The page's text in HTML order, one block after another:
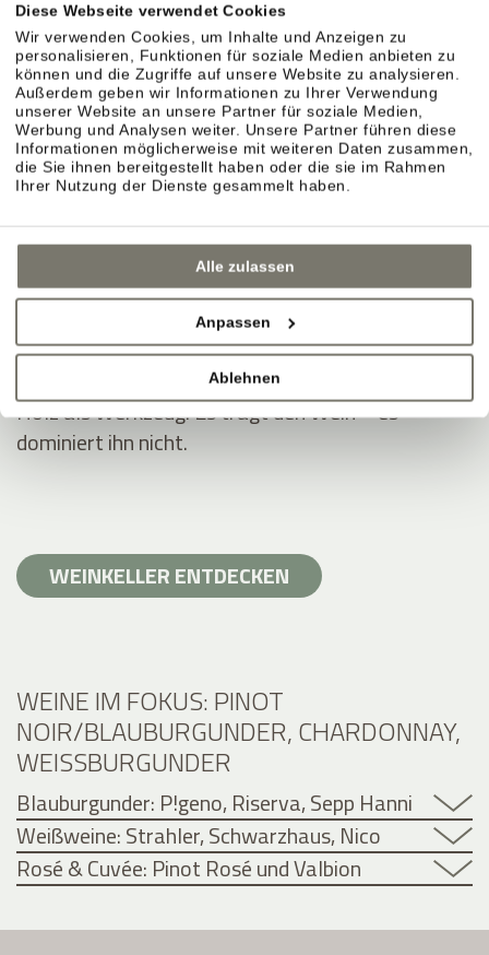
Diese Webseite verwendet Cookies
Wir verwenden Cookies, um Inhalte und Anzeigen zu
personalisieren, Funktionen für soziale Medien anbieten zu
können und die Zugriffe auf unsere Website zu analysieren.
Außerdem geben wir Informationen zu Ihrer Verwendung
unserer Website an unsere Partner für soziale Medien,
Werbung und Analysen weiter. Unsere Partner führen diese
Informationen möglicherweise mit weiteren Daten zusammen,
die Sie ihnen bereitgestellt haben oder die sie im Rahmen
Ihrer Nutzung der Dienste gesammelt haben.
Alle zulassen
Anpassen
Ablehnen
KELLER & AUSBAU
Sorgfalt im Ausbau.
Im Weinberg entsteht der Stil. Im Keller wird er
präzise begleitet. Jahr für Jahr neu.
Naturmaterialien sorgen für Ruhe.
Lehm, Ton, offener Boden, Lehm-Kalk. Ein Klima,
Ausbau in Eichenholzfässern.
Holz als Werkzeug. Es trägt den Wein – es
dominiert ihn nicht.
WEINKELLER ENTDECKEN
WEINE IM FOKUS: PINOT
NOIR/BLAUBURGUNDER, CHARDONNAY,
WEISSBURGUNDER
Blauburgunder: P!geno, Riserva, Sepp Hanni
Weißweine: Strahler, Schwarzhaus, Nico
Rosé & Cuvée: Pinot Rosé und Valbion